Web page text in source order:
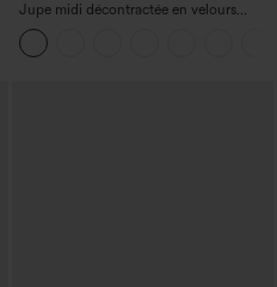
Jupe midi décontractée en velours
côtelé, taille mi-haute, poches avant
latérales à rabat